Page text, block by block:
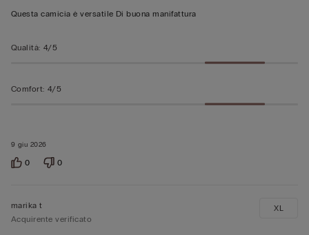
su
9 giu 2026
Questa camicia è versatile Di buona manifattura
Qualità: 4/5
Comfort: 4/5
0 0
marika t
Acquirente verificato
XL